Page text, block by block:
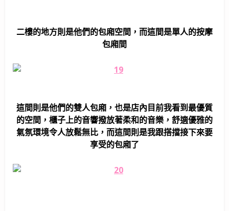
二樓的地方則是他們的包廂空間，而這間是單人的按摩
包廂間
這間則是他們的雙人包廂，也是店內目前我看到最優質
的空間，櫃子上的音響撥放著柔和的音樂，舒適優雅的
氣氛環境令人放鬆無比，而這間則是我跟搭擋接下來要
享受的包廂了